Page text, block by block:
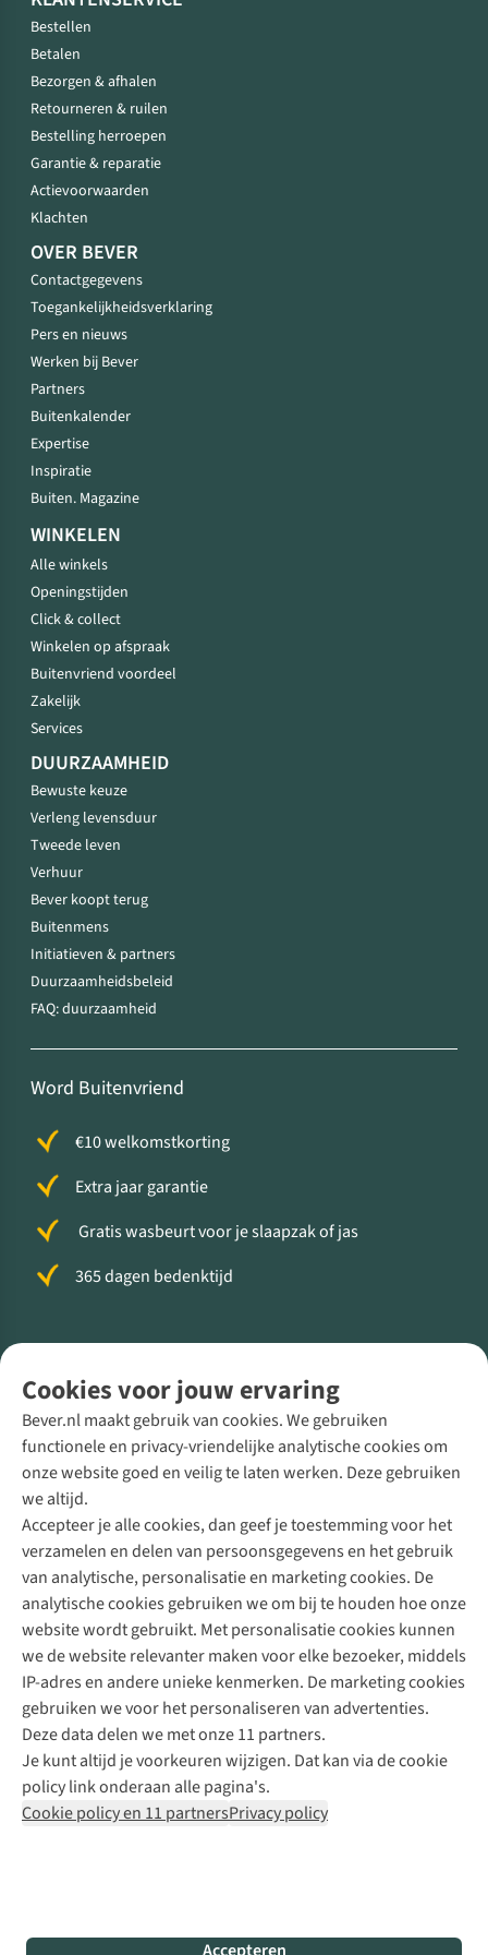
Cookies voor jouw ervaring
Bever.nl maakt gebruik van cookies. We gebruiken
functionele en privacy-vriendelijke analytische cookies om
onze website goed en veilig te laten werken. Deze gebruiken
we altijd.
Accepteer je alle cookies, dan geef je toestemming voor het
verzamelen en delen van persoonsgegevens en het gebruik
van analytische, personalisatie en marketing cookies. De
analytische cookies gebruiken we om bij te houden hoe onze
website wordt gebruikt. Met personalisatie cookies kunnen
we de website relevanter maken voor elke bezoeker, middels
IP-adres en andere unieke kenmerken. De marketing cookies
gebruiken we voor het personaliseren van advertenties.
Deze data delen we met onze 11 partners.
Je kunt altijd je voorkeuren wijzigen. Dat kan via de cookie
policy link onderaan alle pagina's.
Cookie policy en 11 partnersPrivacy policy
Bestellen
Betalen
Bezorgen & afhalen
Retourneren & ruilen
Bestelling herroepen
Garantie & reparatie
Actievoorwaarden
Klachten
OVER BEVER
Contactgegevens
Toegankelijkheidsverklaring
Pers en nieuws
Werken bij Bever
Partners
Buitenkalender
Expertise
Inspiratie
Buiten. Magazine
WINKELEN
Alle winkels
Openingstijden
Click & collect
Winkelen op afspraak
Buitenvriend voordeel
Zakelijk
Services
DUURZAAMHEID
Bewuste keuze
Verleng levensduur
Tweede leven
Verhuur
Bever koopt terug
Buitenmens
Initiatieven & partners
Duurzaamheidsbeleid
FAQ: duurzaamheid
Word Buitenvriend
€10 welkomstkorting
Extra jaar garantie
Gratis wasbeurt voor je slaapzak of jas
365 dagen bedenktijd
Direct advies van een Buitenexpert
+31 (0)85 888 50 88
+31 6 12 28 49 80
Contactformulier